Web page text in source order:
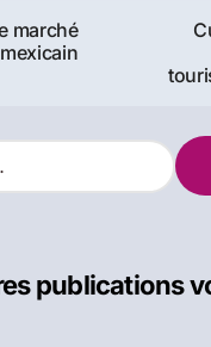
marché
publications